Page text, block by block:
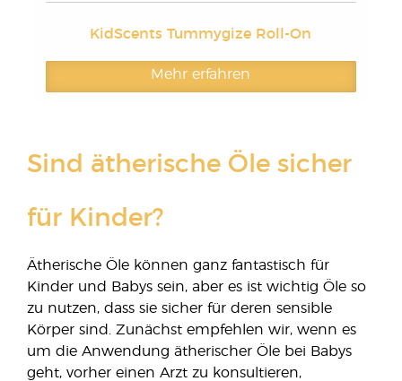
KidScents Tummygize Roll-On
Mehr erfahren
Sind ätherische Öle sicher
für Kinder?
Ätherische Öle können ganz fantastisch für
Kinder und Babys sein, aber es ist wichtig Öle so
zu nutzen, dass sie sicher für deren sensible
Körper sind. Zunächst empfehlen wir, wenn es
um die Anwendung ätherischer Öle bei Babys
geht, vorher einen Arzt zu konsultieren,